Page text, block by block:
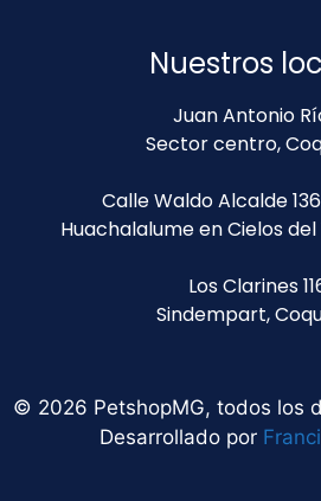
Nuestros
Juan Antonio
Sector centro,
Calle Waldo Alcalde
Huachalalume en Cielos
Los Clarines
Sindempart,
© 2026 PetshopMG, todos los
Desarrollado por